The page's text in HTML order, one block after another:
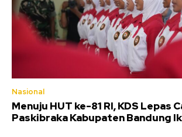
Nasional
Menuju HUT ke-81 RI, KDS Lepas
Paskibraka Kabupaten Bandung